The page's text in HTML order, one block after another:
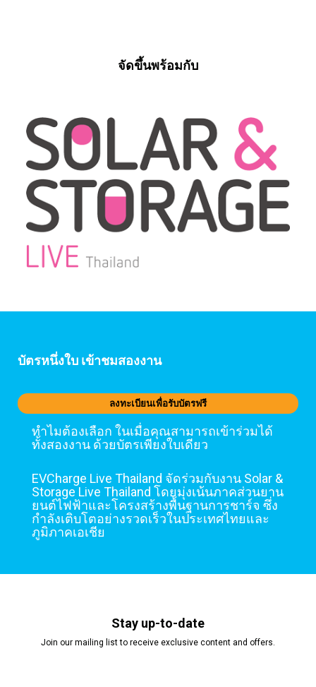
จัดขึ้นพร้อมกับ
บัตรหนึ่งใบ เข้าชมสองงาน
ลงทะเบียนเพื่อรับบัตรฟรี
ทำไมต้องเลือก ในเมื่อคุณสามารถเข้าร่วมได้
ทั้งสองงาน ด้วยบัตรเพียงใบเดียว
EVCharge Live Thailand จัดร่วมกับงาน Solar &
Storage Live Thailand โดยมุ่งเน้นภาคส่วนยาน
ยนต์ไฟฟ้าและโครงสร้างพื้นฐานการชาร์จ ซึ่ง
กำลังเติบโตอย่างรวดเร็วในประเทศไทยและ
ภูมิภาคเอเชีย
Stay up-to-date
Join our mailing list to receive exclusive content and offers.